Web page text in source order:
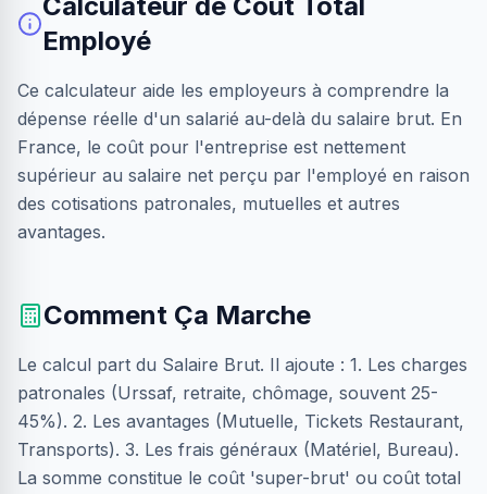
Employé
Ce calculateur aide les employeurs à comprendre la
dépense réelle d'un salarié au-delà du salaire brut. En
France, le coût pour l'entreprise est nettement
supérieur au salaire net perçu par l'employé en raison
des cotisations patronales, mutuelles et autres
avantages.
Comment Ça Marche
Le calcul part du Salaire Brut. Il ajoute : 1. Les charges
patronales (Urssaf, retraite, chômage, souvent 25-
45%). 2. Les avantages (Mutuelle, Tickets Restaurant,
Transports). 3. Les frais généraux (Matériel, Bureau).
La somme constitue le coût 'super-brut' ou coût total